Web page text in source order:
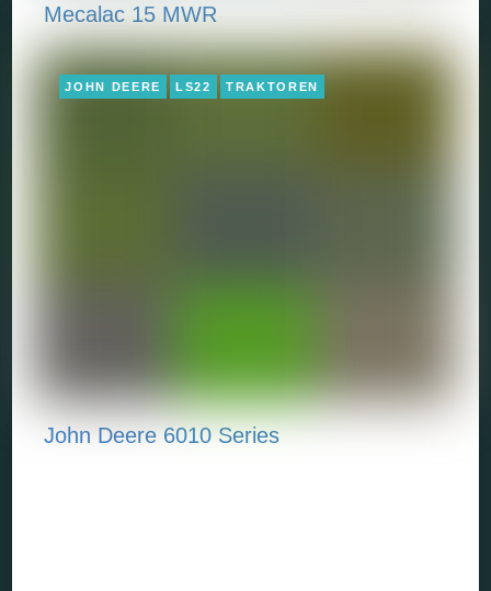
Mecalac 15 MWR
JOHN DEERE LS22 TRAKTOREN
John Deere 6010 Series